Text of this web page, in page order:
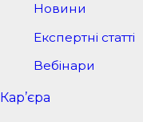
Новини
Експертні статті
Вебінари
Кар’єра